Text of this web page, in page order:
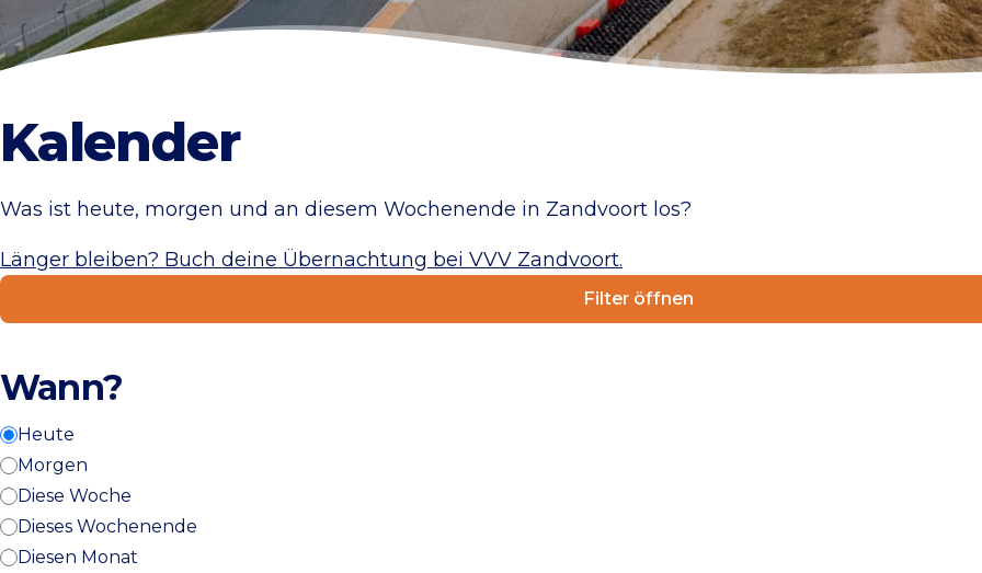
Kalender
Was ist heute, morgen und an diesem Wochenende in Zandvoort los?
Länger bleiben? Buch deine Übernachtung bei VVV Zandvoort.
Filter öffnen
Wann?
Heute
Morgen
Diese Woche
Dieses Wochenende
Diesen Monat